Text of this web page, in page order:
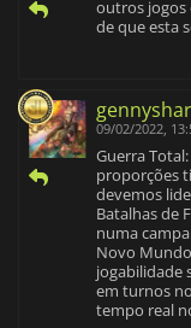
outros jogos
de que esta
09/02/2022,
Guerra
proporções
devemos
Batalhas de
numa
Novo
jogabilidade
em turnos
tempo real